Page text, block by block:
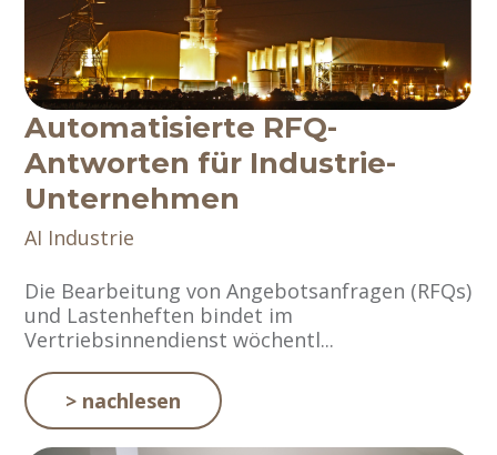
Automatisierte RFQ-
Antworten für Industrie-
Unternehmen
AI Industrie
Die Bearbeitung von Angebotsanfragen (RFQs)
und Lastenheften bindet im
Vertriebsinnendienst wöchentl...
> nachlesen